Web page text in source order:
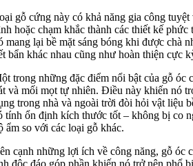
gỗ cứng này có khả năng gia công tuyệt
hoặc chạm khắc thành các thiết kế phức
mang lại bề mặt sáng bóng khi được chà
bẩn khác nhau cũng như hoàn thiện cực
trong những đặc điểm nổi bật của gỗ óc
và mối mọt tự nhiên. Điều này khiến nó
trong nhà và ngoài trời đòi hỏi vật liệu
tính ổn định kích thước tốt – không bị co
ẩm so với các loại gỗ khác.
cạnh những lợi ích về công năng, gỗ óc
độc đáo góp phần khiến nó trở nên phổ